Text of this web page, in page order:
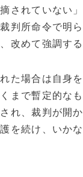
されていない
判所命令で明
改めて強調する
た場合は自身
まで暫定的な
れ、裁判が開
を続け、いか